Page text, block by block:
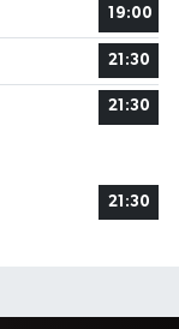
19:00
21:30
21:30
21:30